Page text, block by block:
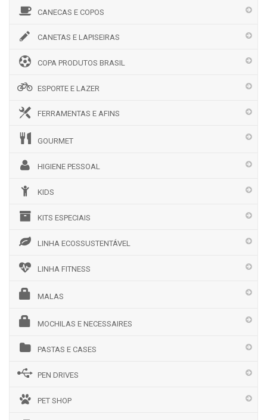
CANECAS E COPOS
CANETAS E LAPISEIRAS
COPA PRODUTOS BRASIL
ESPORTE E LAZER
FERRAMENTAS E AFINS
GOURMET
HIGIENE PESSOAL
KIDS
KITS ESPECIAIS
LINHA ECOSSUSTENTÁVEL
LINHA FITNESS
MALAS
MOCHILAS E NECESSAIRES
PASTAS E CASES
PEN DRIVES
PET SHOP